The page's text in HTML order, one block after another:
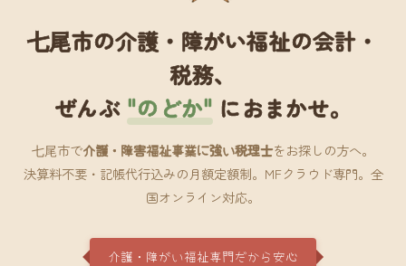
七尾市の介護・障がい福祉の会計・
税務、
ぜんぶ "のどか" におまかせ。
七尾市で介護・障害福祉事業に強い税理士をお探しの方へ。
決算料不要・記帳代行込みの月額定額制。MFクラウド専門。全
国オンライン対応。
介護・障がい福祉専門だから安心